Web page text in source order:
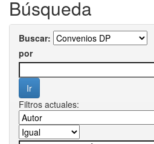
Búsqueda
Buscar:
por
Filtros actuales: